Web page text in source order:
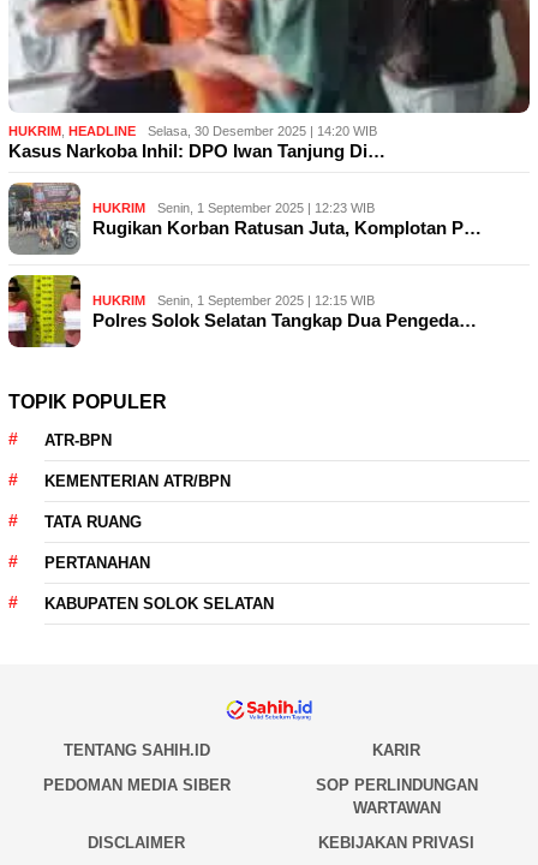
HUKRIM HEADLINE Selasa, 30 Desember 2025 | 14:20 WIB
Kasus Narkoba Inhil: DPO Iwan Tanjung Di…
HUKRIM Senin, 1 September 2025 | 12:23 WIB
Rugikan Korban Ratusan Juta, Komplotan P…
HUKRIM Senin, 1 September 2025 | 12:15 WIB
Polres Solok Selatan Tangkap Dua Pengeda…
TOPIK POPULER
ATR-BPN
KEMENTERIAN ATR/BPN
TATA RUANG
PERTANAHAN
KABUPATEN SOLOK SELATAN
TENTANG SAHIH.ID
KARIR
PEDOMAN MEDIA SIBER
SOP PERLINDUNGAN
WARTAWAN
DISCLAIMER
KEBIJAKAN PRIVASI